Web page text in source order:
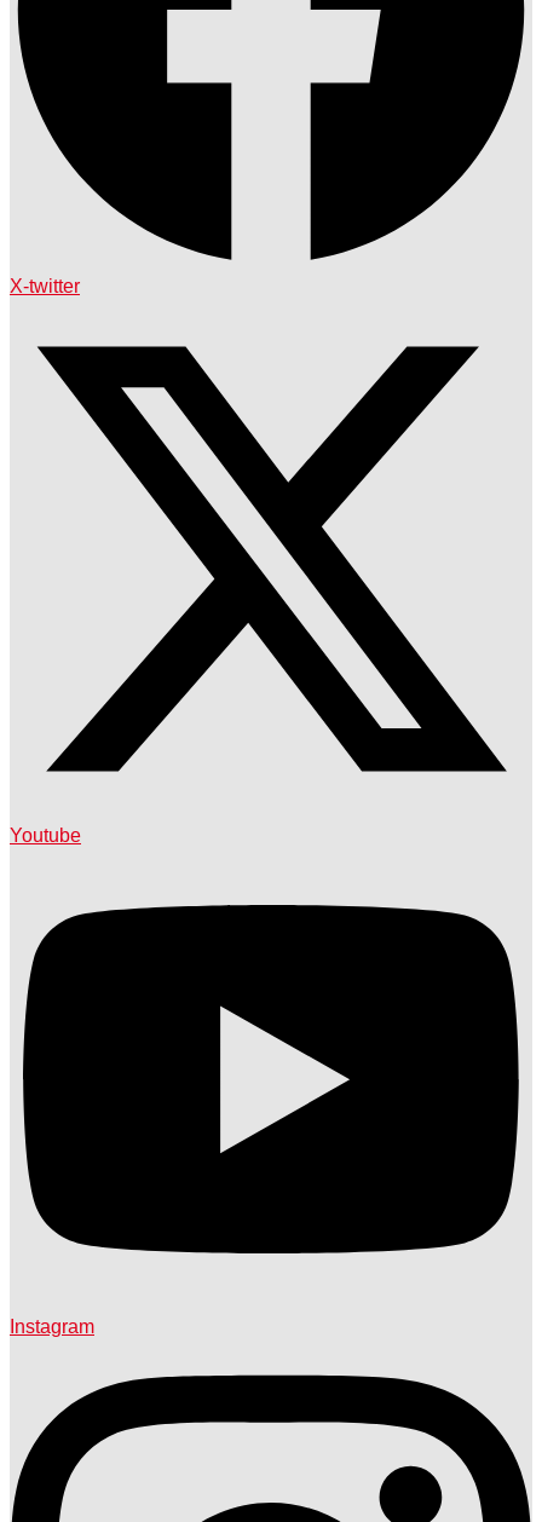
X-twitter
Youtube
Instagram